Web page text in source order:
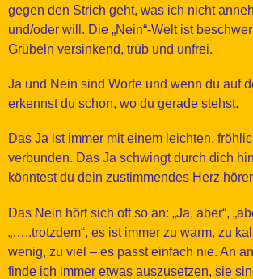
gegen den Strich geht, was ich nicht
und/oder will. Die „Nein“-Welt ist
Grübeln versinkend, trüb und unfrei.
Ja und Nein sind Worte und wenn du auf
erkennst du schon, wo du gerade stehst.
Das Ja ist immer mit einem leichten,
verbunden. Das Ja schwingt durch dich
könntest du dein zustimmendes Herz
Das Nein hört sich oft so an: „Ja, aber“,
„…..trotzdem“, es ist immer zu warm, zu
wenig, zu viel – es passt einfach nie. An
finde ich immer etwas auszusetzen, sie